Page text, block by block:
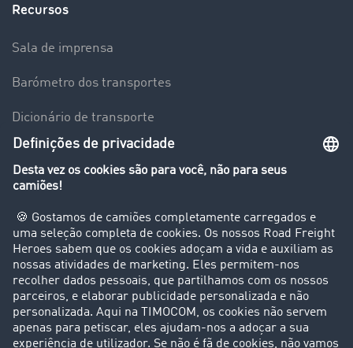
Recursos
Sala de imprensa
Barómetro dos transportes
Dicionário de transporte
Visão geral da Bolsa de Cargas
Clientes recomendam clientes
Casos de sucesso
Suporte